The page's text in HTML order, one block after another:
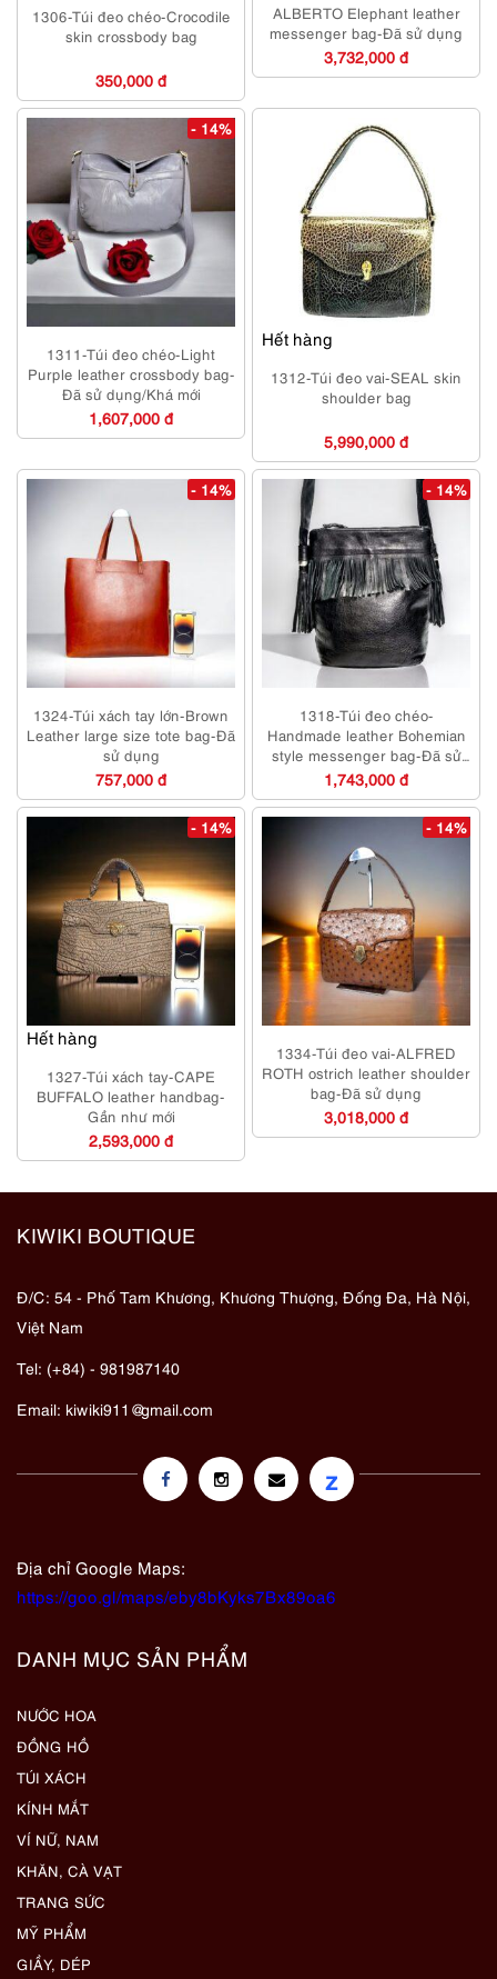
1306-Túi đeo chéo-Crocodile
skin crossbody bag
350,000 đ
ALBERTO Elephant leather
messenger bag-Đã sử dụng
3,732,000 đ
- 14%
1311-Túi đeo chéo-Light
Purple leather crossbody bag-
Đã sử dụng/Khá mới
1,607,000 đ
Hết hàng
1312-Túi đeo vai-SEAL skin
shoulder bag
5,990,000 đ
- 14%
1324-Túi xách tay lớn-Brown
Leather large size tote bag-Đã
sử dụng
757,000 đ
- 14%
1318-Túi đeo chéo-
Handmade leather Bohemian
style messenger bag-Đã sử
dụng/Khá sạch
1,743,000 đ
Hết hàng
- 14%
1327-Túi xách tay-CAPE
BUFFALO leather handbag-
Gần như mới
2,593,000 đ
- 14%
1334-Túi đeo vai-ALFRED
ROTH ostrich leather shoulder
bag-Đã sử dụng
3,018,000 đ
KIWIKI BOUTIQUE
Đ/C: 54 - Phố Tam Khương, Khương Thượng, Đống Đa, Hà Nội,
Việt Nam
Tel: (+84) - 981987140
Email: kiwiki911@gmail.com
z
Địa chỉ Google Maps:
https://goo.gl/maps/eby8bKyks7Bx89oa6
DANH MỤC SẢN PHẨM
NƯỚC HOA
ĐỒNG HỒ
TÚI XÁCH
KÍNH MẮT
VÍ NỮ, NAM
KHĂN, CÀ VẠT
TRANG SỨC
MỸ PHẨM
GIẦY, DÉP